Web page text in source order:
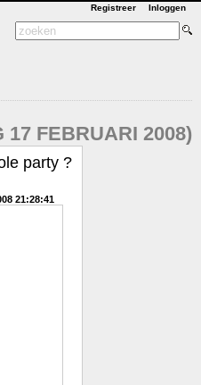
Registreer Inloggen
17 FEBRUARI 2008)
party ?
21:28:41